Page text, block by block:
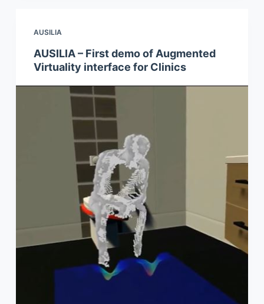
AUSILIA
AUSILIA – First demo of Augmented
Virtuality interface for Clinics